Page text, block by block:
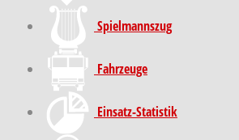
Spielmannszug
Fahrzeuge
Einsatz-Statistik